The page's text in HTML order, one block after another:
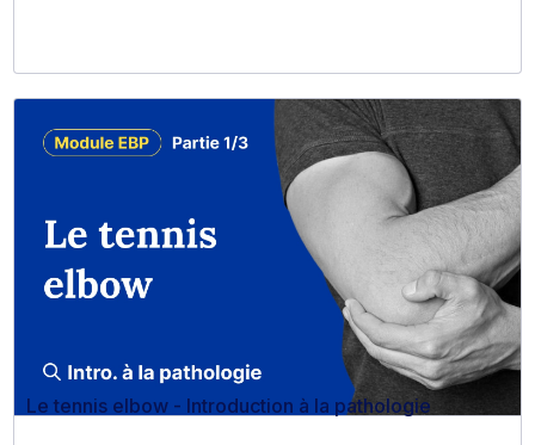
Le tennis elbow - Introduction à la pathologie